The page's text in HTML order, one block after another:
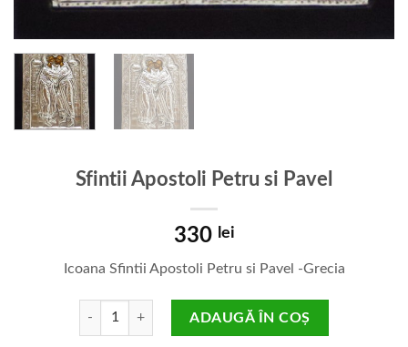
Sfintii Apostoli Petru si Pavel
330 lei
Icoana Sfintii Apostoli Petru si Pavel -Grecia
Cantitate Sfintii Apostoli Petru si Pavel
ADAUGĂ ÎN COȘ